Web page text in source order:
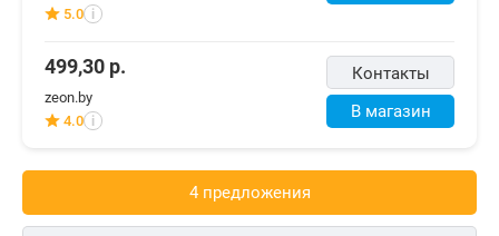
5.0 i
Контакты
В магазин
499,30 р.
zeon.by
4.0 i
4 предложения